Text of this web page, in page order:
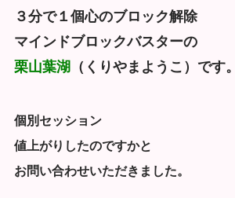
３分で１個心のブロック解除
マインドブロックバスターの
栗山葉湖 （くりやまようこ）です。
個別セッション
値上がりしたのですかと
お問い合わせいただきました。